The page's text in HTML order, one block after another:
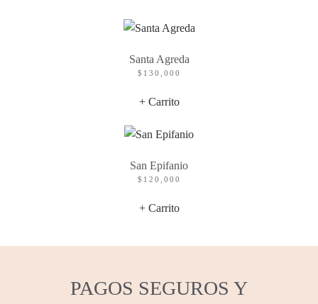
Santa Agreda
$ 130,000
+ Carrito
San Epifanio
$ 120,000
+ Carrito
PAGOS SEGUROS Y